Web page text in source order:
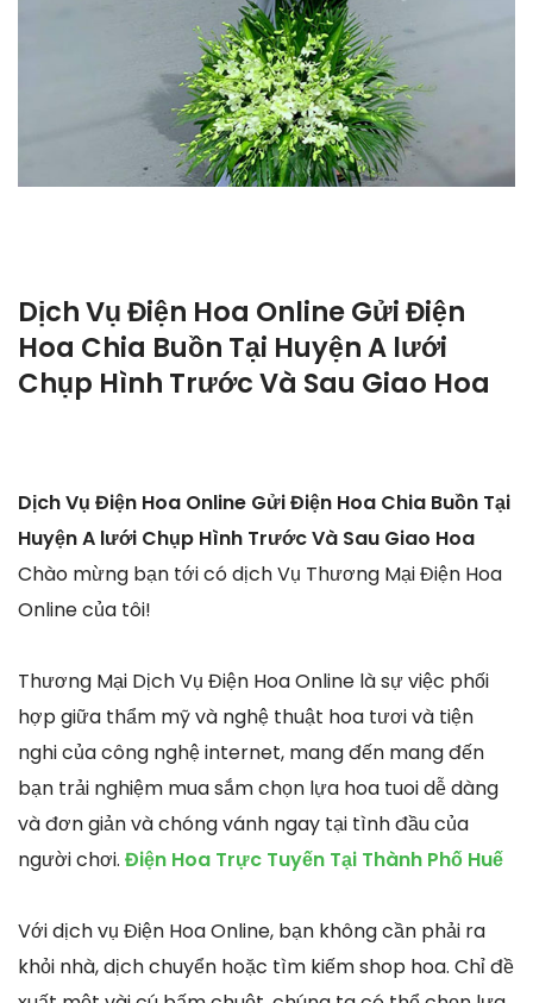
Dịch Vụ Điện Hoa Online Gửi Điện
Hoa Chia Buồn Tại Huyện A lưới
Chụp Hình Trước Và Sau Giao Hoa
Dịch Vụ Điện Hoa Online Gửi Điện Hoa Chia Buồn Tại
Huyện A lưới Chụp Hình Trước Và Sau Giao Hoa
Chào mừng bạn tới có dịch Vụ Thương Mại Điện Hoa
Online của tôi!
Thương Mại Dịch Vụ Điện Hoa Online là sự việc phối
hợp giữa thẩm mỹ và nghệ thuật hoa tươi và tiện
nghi của công nghệ internet, mang đến mang đến
bạn trải nghiệm mua sắm chọn lựa hoa tuoi dễ dàng
và đơn giản và chóng vánh ngay tại tình đầu của
người chơi. Điện Hoa Trực Tuyến Tại Thành Phố Huế
Với dịch vụ Điện Hoa Online, bạn không cần phải ra
khỏi nhà, dịch chuyển hoặc tìm kiếm shop hoa. Chỉ đề